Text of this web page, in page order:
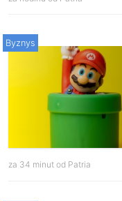
Byznys
za 34 minut od Patria